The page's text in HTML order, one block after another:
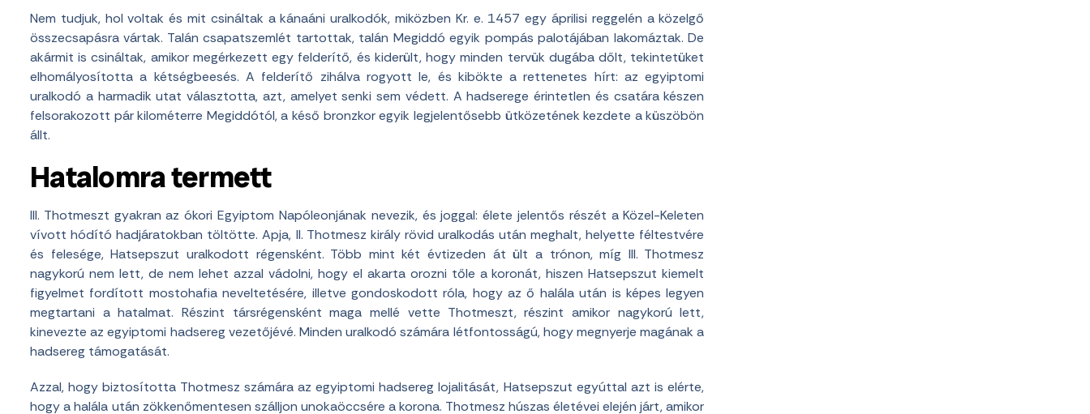
Nem tudjuk, hol voltak és mit csináltak a kánaáni uralkodók, miközben Kr. e. 1457 egy áprilisi reggelén a közelgő
összecsapásra vártak. Talán csapatszemlét tartottak, talán Megiddó egyik pompás palotájában lakomáztak. De
akármit is csináltak, amikor megérkezett egy felderítő, és kiderült, hogy minden tervük dugába dőlt, tekintetüket
elhomályosította a kétségbeesés. A felderítő zihálva rogyott le, és kibökte a rettenetes hírt: az egyiptomi
uralkodó a harmadik utat választotta, azt, amelyet senki sem védett. A hadserege érintetlen és csatára készen
felsorakozott pár kilométerre Megiddótól, a késő bronzkor egyik legjelentősebb ütközetének kezdete a küszöbön
állt.
Hatalomra termett
III. Thotmeszt gyakran az ókori Egyiptom Napóleonjának nevezik, és joggal: élete jelentős részét a Közel-Keleten
vívott hódító hadjáratokban töltötte. Apja, II. Thotmesz király rövid uralkodás után meghalt, helyette féltestvére
és felesége, Hatsepszut uralkodott régensként. Több mint két évtizeden át ült a trónon, míg III. Thotmesz
nagykorú nem lett, de nem lehet azzal vádolni, hogy el akarta orozni tőle a koronát, hiszen Hatsepszut kiemelt
figyelmet fordított mostohafia neveltetésére, illetve gondoskodott róla, hogy az ő halála után is képes legyen
megtartani a hatalmat. Részint társrégensként maga mellé vette Thotmeszt, részint amikor nagykorú lett,
kinevezte az egyiptomi hadsereg vezetőjévé. Minden uralkodó számára létfontosságú, hogy megnyerje magának a
hadsereg támogatását.
Azzal, hogy biztosította Thotmesz számára az egyiptomi hadsereg lojalitását, Hatsepszut egyúttal azt is elérte,
hogy a halála után zökkenőmentesen szálljon unokaöccsére a korona. Thotmesz húszas életévei elején járt, amikor